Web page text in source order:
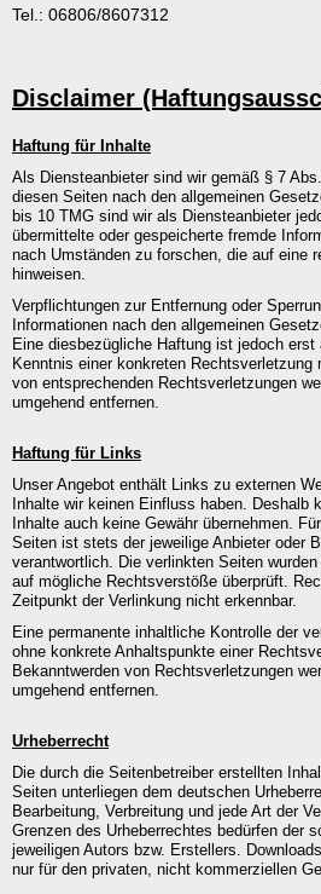
Tel.: 06806/8607312
Disclaimer
Haftung für Inhalte
Als Diensteanbieter sind wir gemäß § 7
diesen Seiten nach den allgemeinen
bis 10 TMG sind wir als Diensteanbieter
übermittelte oder gespeicherte fremde
nach Umständen zu forschen, die auf eine
hinweisen.
Verpflichtungen zur Entfernung oder
Informationen nach den allgemeinen
Eine diesbezügliche Haftung ist jedoch
Kenntnis einer konkreten Rechtsverletzung
von entsprechenden Rechtsverletzungen
umgehend entfernen.
Haftung für Links
Unser Angebot enthält Links zu externen
Inhalte wir keinen Einfluss haben. Deshalb
Inhalte auch keine Gewähr übernehmen.
Seiten ist stets der jeweilige Anbieter oder
verantwortlich. Die verlinkten Seiten
auf mögliche Rechtsverstöße überprüft.
Zeitpunkt der Verlinkung nicht erkennbar.
Eine permanente inhaltliche Kontrolle der
ohne konkrete Anhaltspunkte einer
Bekanntwerden von Rechtsverletzungen
umgehend entfernen.
Urheberrecht
Die durch die Seitenbetreiber erstellten
Seiten unterliegen dem deutschen
Bearbeitung, Verbreitung und jede Art der
Grenzen des Urheberrechtes bedürfen der
jeweiligen Autors bzw. Erstellers.
nur für den privaten, nicht kommerziellen